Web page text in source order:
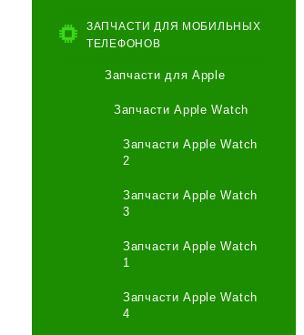
ЗАПЧАСТИ ДЛЯ МОБИЛЬНЫХ
ТЕЛЕФОНОВ
Запчасти для Apple
Запчасти Apple Watch
Запчасти Apple Watch
2
Запчасти Apple Watch
3
Запчасти Apple Watch
1
Запчасти Apple Watch
4